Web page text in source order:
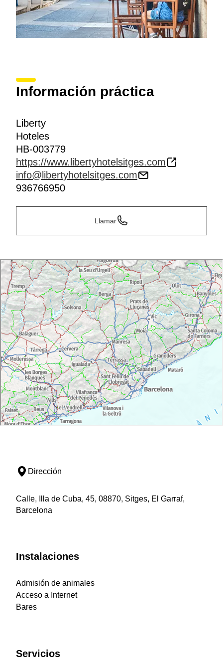
Información práctica
Liberty
Hoteles
HB-003779
https://www.libertyhotelsitges.com
info@libertyhotelsitges.com
936766950
Llamar
Dirección
Calle, Illa de Cuba, 45, 08870, Sitges, El Garraf,
Barcelona
Instalaciones
Admisión de animales
Acceso a Internet
Bares
Servicios